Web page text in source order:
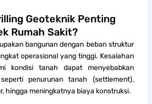
Geoteknik Penting
Rumah Sakit?
bangunan dengan beban struktur
operasional yang tinggi. Kesalahan
kondisi tanah dapat menyebabkan
penurunan tanah (settlement),
hingga meningkatnya biaya konstruksi.